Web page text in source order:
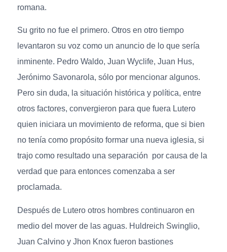
romana.
Su grito no fue el primero. Otros en otro tiempo
levantaron su voz como un anuncio de lo que sería
inminente. Pedro Waldo, Juan Wyclife, Juan Hus,
Jerónimo Savonarola, sólo por mencionar algunos.
Pero sin duda, la situación histórica y política, entre
otros factores, convergieron para que fuera Lutero
quien iniciara un movimiento de reforma, que si bien
no tenía como propósito formar una nueva iglesia, si
trajo como resultado una separación por causa de la
verdad que para entonces comenzaba a ser
proclamada.
Después de Lutero otros hombres continuaron en
medio del mover de las aguas. Huldreich Swinglio,
Juan Calvino y Jhon Knox fueron bastiones